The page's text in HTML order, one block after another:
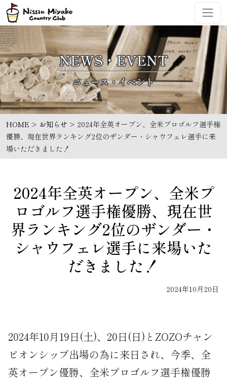
コンテンツへスキップ
メインナビゲーション
NEWS・EVENT
HOME > お知らせ > 2024年全英オープン、全米プロゴルフ選手権
優勝、現在世界ランキング2位のザンダー・シャウフェレ選手に来
場いただきました！
2024年全英オープン、全米プ
ロゴルフ選手権優勝、現在世
界ランキング2位のザンダー・
シャウフェレ選手に来場いた
だきました！
2024年10月20日
2024年10月19日(土)、20日(日)とZOZOチャン
ピオンシップ出場の為に来日され、今季、全
英オープン優勝、全米プロゴルフ選手権優勝